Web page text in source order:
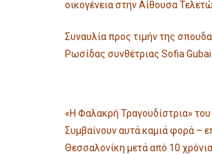
οικογένεια στην Αίθουσα
Συναυλία προς τιμήν της
Ρωσίδας συνθέτριας Sofia
«Η Φαλακρή Τραγουδίστρια» του
Συμβαίνουν αυτά καμιά φορά –
Θεσσαλονίκη μετά από 10